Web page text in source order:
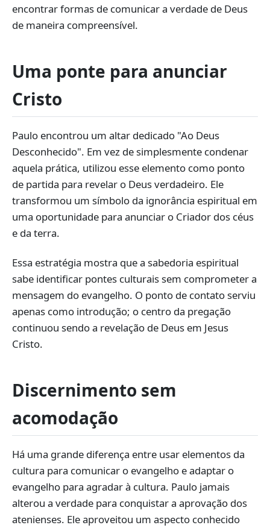
encontrar formas de comunicar a verdade de Deus
de maneira compreensível.
Uma ponte para anunciar
Cristo
Paulo encontrou um altar dedicado "Ao Deus
Desconhecido". Em vez de simplesmente condenar
aquela prática, utilizou esse elemento como ponto
de partida para revelar o Deus verdadeiro. Ele
transformou um símbolo da ignorância espiritual em
uma oportunidade para anunciar o Criador dos céus
e da terra.
Essa estratégia mostra que a sabedoria espiritual
sabe identificar pontes culturais sem comprometer a
mensagem do evangelho. O ponto de contato serviu
apenas como introdução; o centro da pregação
continuou sendo a revelação de Deus em Jesus
Cristo.
Discernimento sem
acomodação
Há uma grande diferença entre usar elementos da
cultura para comunicar o evangelho e adaptar o
evangelho para agradar à cultura. Paulo jamais
alterou a verdade para conquistar a aprovação dos
atenienses. Ele aproveitou um aspecto conhecido